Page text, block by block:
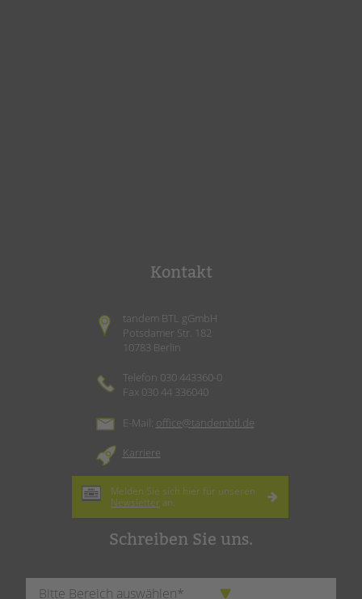
Kontakt
tandem BTL gGmbH
Potsdamer Str. 182
10783 Berlin
Telefon 030 443360-0
Fax 030 44 336040
E-Mail: office@tandembtl.de
Karriere
Melden Sie sich hier für unseren
Newsletter an.
Schreiben Sie uns.